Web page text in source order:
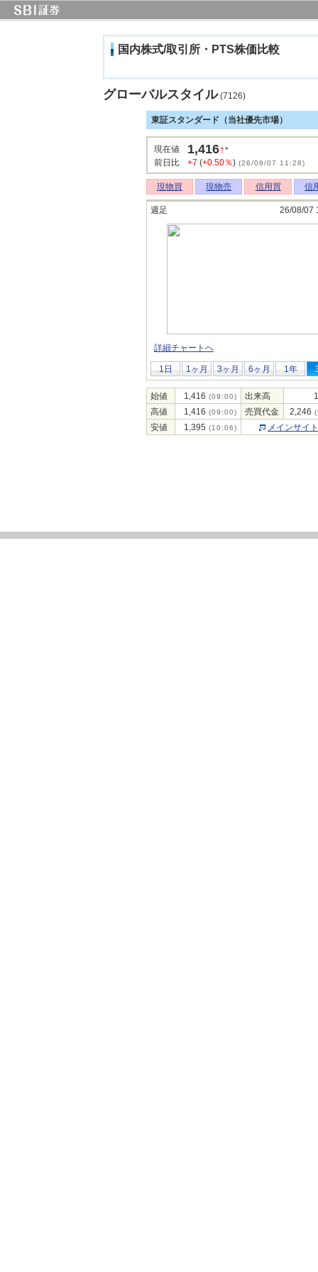
国内株式/取引所・PTS株価比較
グローバルスタイル(7126)
東証スタンダード（当社優先市場）
現在値 1,416↑*
前日比
+7 (+0.50％) (26/08/07 11:28)
現物買 現物売 信用買 信
週足 26/08/07
詳細チャートへ
1日 1ヶ月 3ヶ月 6ヶ月 1年
始値 1,416 (09:00) 出来高
高値
1,416 (09:00) 売買代金 2,246
安値 1,395 (10:06) メインサイ